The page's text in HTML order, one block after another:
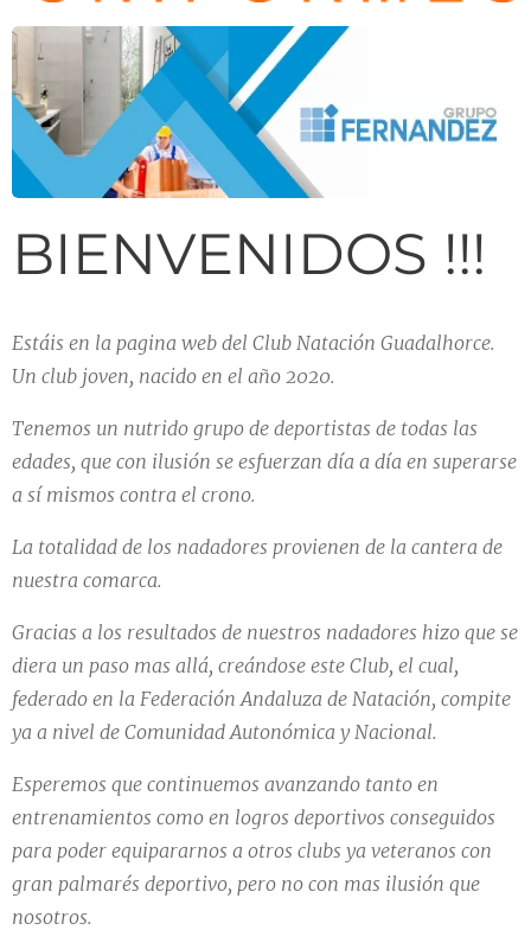
BIENVENIDOS !!!
Estáis en la pagina web del Club Natación Guadalhorce.
Un club joven, nacido en el año 2020.
Tenemos un nutrido grupo de deportistas de todas las
edades, que con ilusión se esfuerzan día a día en superarse
a sí mismos contra el crono.
La totalidad de los nadadores provienen de la cantera de
nuestra comarca.
Gracias a los resultados de nuestros nadadores hizo que se
diera un paso mas allá, creándose este Club, el cual,
federado en la Federación Andaluza de Natación, compite
ya a nivel de Comunidad Autonómica y Nacional.
Esperemos que continuemos avanzando tanto en
entrenamientos como en logros deportivos conseguidos
para poder equipararnos a otros clubs ya veteranos con
gran palmarés deportivo, pero no con mas ilusión que
nosotros.